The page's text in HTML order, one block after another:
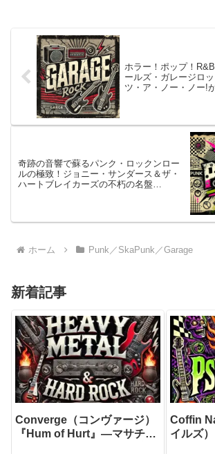
ホラー！ポップ！
ールズ・ガレージロ
ツ・ア・ノー・ノー!
奇跡の音響で蘇るパンク・ロックンロー
ルの極致！ジョニー・サンダース＆ザ・
ハートブレイカーズの不朽の名盤
ホーム Punk／SkaPunk／Garage
新着記事
Converge（コンヴァージ）
『Hum of Hurt』―マサチュ
Coffin
イルズ